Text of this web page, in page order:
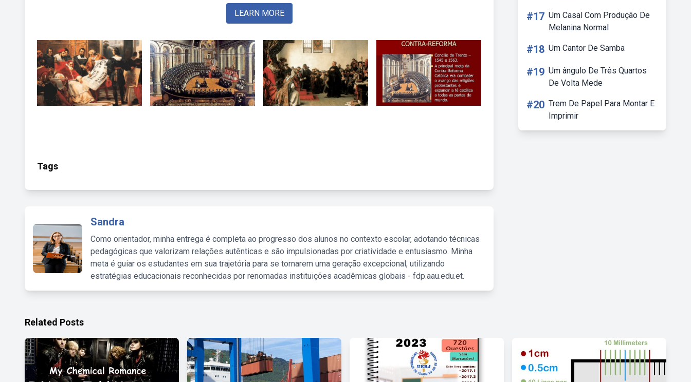
LEARN MORE
Tags
Sandra
Como orientador, minha entrega é completa ao progresso dos alunos no contexto escolar, adotando técnicas
pedagógicas que valorizam relações autênticas e são impulsionadas por criatividade e entusiasmo. Minha
meta é guiar os estudantes em sua trajetória para se tornarem uma geração excepcional, utilizando
estratégias educacionais reconhecidas por renomadas instituições acadêmicas globais - fdp.aau.edu.et.
#17 Um Casal Com Produção De
Melanina Normal
#18 Um Cantor De Samba
#19 Um ângulo De Três Quartos
De Volta Mede
#20 Trem De Papel Para Montar E
Imprimir
Related Posts